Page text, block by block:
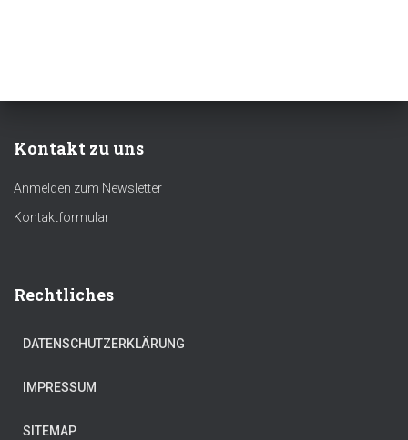
Kontakt zu uns
Anmelden zum Newsletter
Kontaktformular
Rechtliches
DATENSCHUTZERKLÄRUNG
IMPRESSUM
SITEMAP